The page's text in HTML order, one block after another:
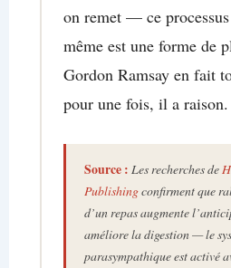
on remet — ce
même est une forme de
Gordon Ramsay en fait
pour une fois, il a raison.
Source : Les recherches de
Publishingconfirment que
d’un repas augmente
améliore la digestion — le
parasympathique est activé